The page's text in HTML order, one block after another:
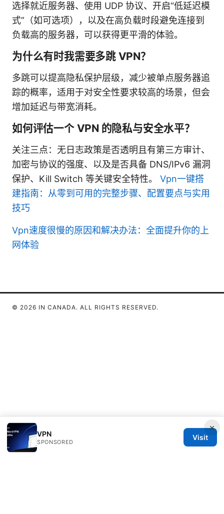
选择就近服务器、使用 UDP 协议、开启“低延迟模
式”（如可选项），以及在高负载时段避免连接到
负载高的服务器，可以获得更平滑的体验。
为什么有时我需要多跳 VPN？
多跳可以提高隐私保护层级，减少被单点服务器追
踪的概率，适用于对安全性要求较高的场景，但会
增加延迟与带宽消耗。
如何评估一个 VPN 的隐私与安全水平？
关注三点：无日志政策是否透明且有第三方审计、
加密与协议的强度、以及是否具备 DNS/IPv6 漏洞
保护、Kill Switch 等关键安全特性。 Vpn一键搭
建指南：从零到可用的完整步骤、配置要点与实用
技巧
Vpn速度很慢的原因和解决办法：全面提升你的上
网体验
×
VPN
SPONSORED
Visit
© 2026 IN CANADA. ALL RIGHTS RESERVED.